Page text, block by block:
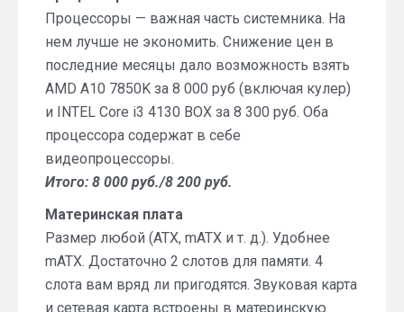
Процессоры — важная часть системника. На
нем лучше не экономить. Снижение цен в
последние месяцы дало возможность взять
AMD A10 7850K за 8 000 руб (включая кулер)
и INTEL Core i3 4130 BOX за 8 300 руб. Оба
процессора содержат в себе
видеопроцессоры.
Итого: 8 000 руб./8 200 руб.
Материнская плата
Размер любой (ATX, mATX и т. д.). Удобнее
mATX. Достаточно 2 слотов для памяти. 4
слота вам вряд ли пригодятся. Звуковая карта
и сетевая карта встроены в материнскую